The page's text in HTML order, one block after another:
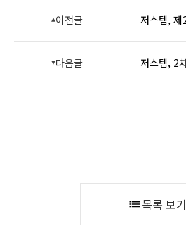
이전글
다음글
목록 보기